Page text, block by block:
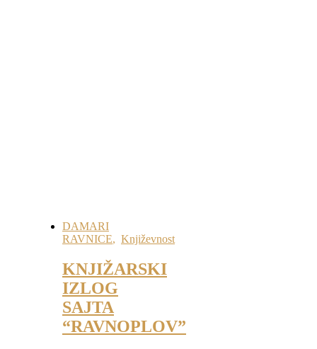
DAMARI
RAVNICE, Književnost
KNJIŽARSKI
IZLOG
SAJTA
“RAVNOPLOV”